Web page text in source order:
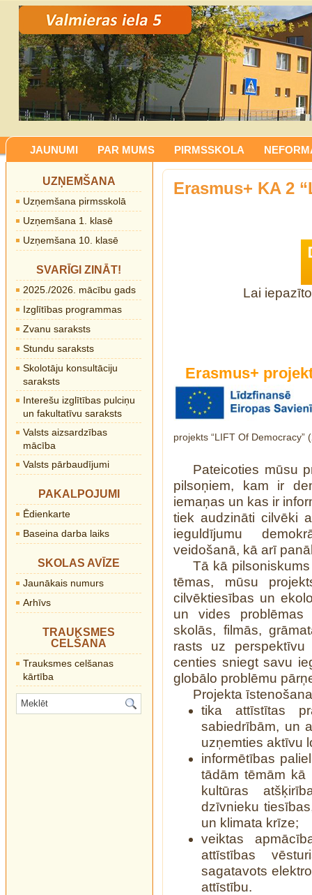
JAUNUMI PAR MUMS PIRMSSKOLA
UZŅEMŠANA
Uzņemšana pirmsskolā
Uzņemšana 1. klasē
Uzņemšana 10. klasē
SVARĪGI ZINĀT!
2025./2026. mācību gads
Izglītības programmas
Zvanu saraksts
Stundu saraksts
Skolotāju konsultāciju
saraksts
Interešu izglītības pulciņu
un fakultatīvu saraksts
Valsts aizsardzības
mācība
Valsts pārbaudījumi
PAKALPOJUMI
Ēdienkarte
Baseina darba laiks
SKOLAS AVĪZE
Jaunākais numurs
Arhīvs
TRAUKSMES
CELŠANA
Trauksmes celšanas
kārtība
Erasmus+ KA 2
Lai
Erasmus+
projekts “LIFT Of
Pateicoties mūsu
pilsoņiem, kam ir
iemaņas un kas ir
tiek audzināti cilvēki
ieguldījumu
veidošanā, kā arī
Tā kā
tēmas, mūsu
cilvēktiesības un
un vides
skolās, filmās,
rasts uz perspektīvu
centies sniegt savu
globālo problēmu
Projekta
tika attīstītas
sabiedrībām, un
uzņemties aktīvu
informētības
tādām tēmām kā
kultūras
dzīvnieku
un klimata krīze;
veiktas
attīstības
sagatavots
attīstību.